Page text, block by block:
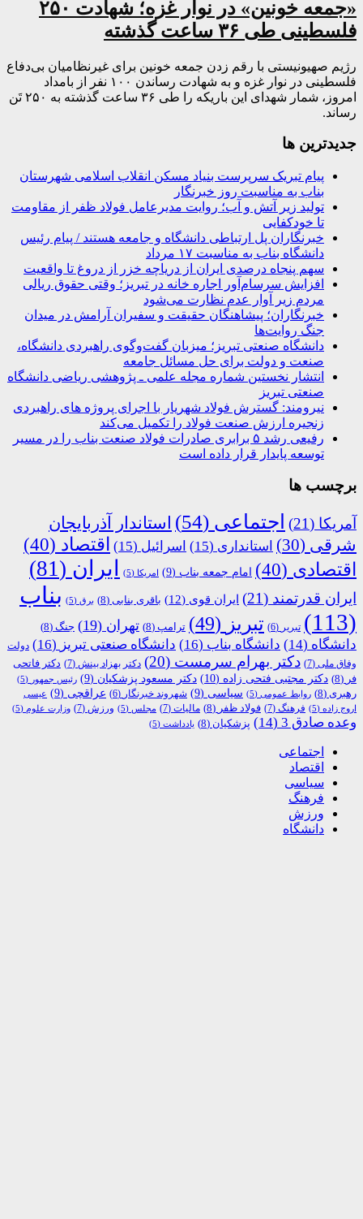
«جمعه خونین» در نوار غزه؛ شهادت ۲۵۰
فلسطینی طی ۳۶ ساعت گذشته
رژیم صهیونیستی با رقم زدن جمعه خونین برای غیرنظامیان بی‌دفاع
فلسطینی در نوار غزه و به شهادت رساندن ۱۰۰ نفر از بامداد
امروز، شمار شهدای این باریکه را طی ۳۶ ساعت گذشته به ۲۵۰ تَن
رساند.
جديدترين ها
پیام تبریک سرپرست بنیاد مسکن انقلاب اسلامی شهرستان
بناب به مناسبت روز خبرنگار
تولید زیر آتش و آب؛ روایت مدیرعامل فولاد ظفر از مقاومت
تا خودکفایی
خبرنگاران پل ارتباطی دانشگاه و جامعه هستند / پیام رئیس
دانشگاه بناب به مناسبت ۱۷ مرداد
سهم پنجاه درصدی ایران از دریاچه خزر از دروغ تا واقعیت
افزایش سرسام‌آور اجاره خانه در تبریز؛ وقتی حقوق ریالی
مردم زیر آوار عدم نظارت می‌شود
خبرنگاران؛ پیشاهنگان حقیقت و سفیران آرامش در میدان
جنگ روایت‌ها
دانشگاه صنعتی تبریز؛ میزبان گفت‌وگوی راهبردی دانشگاه،
صنعت و دولت برای حل مسائل جامعه
انتشار نخستین شماره مجله علمی ـ پژوهشی ریاضی دانشگاه
صنعتی تبریز
نیرومند: گسترش فولاد شهریار با اجرای پروژه های راهبردی
زنجیره ارزش صنعت فولاد را تکمیل می‌کند
رفیعی رشد ۵ برابری صادرات فولاد صنعت بناب را در مسیر
توسعه پایدار قرار داده است
برچسب ها
آمریکا (21) اجتماعی (54)
استاندار آذربایجان
شرقی (30) استانداری (15) اسرائیل (15) اقتصاد (40)
اقتصادی (40) امام جمعه بناب (9) امریکا (5) ایران (81)
ایران قدرتمند (21) ایران قوی (12) باقری بنابی (8) برق (5)
بناب
(113)
تبریر (6) تبریز (49) ترامپ (8) تهران (19) جنگ (8)
دانشگاه (14) دانشگاه بناب (16) دانشگاه صنعتی تبریز (16)
دولت
وفاق ملی (7) دکتر بهرام سرمست (20) دکتر بهزاد بینش (7)
دکتر فاتحی
فر (8) دکتر مجتبی فتحی زاده (10) دکتر مسعود پزشکیان (9) رئیس جمهور (5)
رهبری (8) روابط عمومی (5) سیاسی (9) شهروند خبرنگار (6) عراقچی (9)
عیسی
اروج زاده (5) فرهنگ (7) فولاد ظفر (8) مالیات (7) مجلس (5) ورزش (7) وزارت علوم (5)
وعده صادق 3 (14) پزشکیان (8) یادداشت (5)
اجتماعی
اقتصاد
سیاسی
فرهنگ
ورزش
دانشگاه